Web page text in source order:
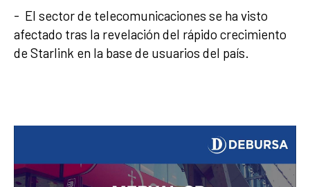
- El sector de telecomunicaciones se ha visto
afectado tras la revelación del rápido crecimiento
de Starlink en la base de usuarios del país.